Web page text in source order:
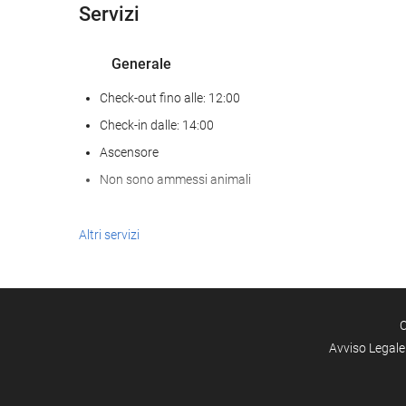
Servizi
Generale
Check-out fino alle: 12:00
Check-in dalle: 14:00
Ascensore
Non sono ammessi animali
Pasto e bevanda
Altri servizi
Avviso Legale